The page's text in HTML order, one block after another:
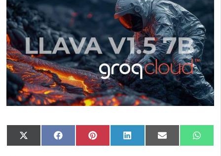
Compartir
en
X
Compartir
en
FacebookCompartir
en
PinterestCompartir
en
LinkedInCompartir
en
Email
en